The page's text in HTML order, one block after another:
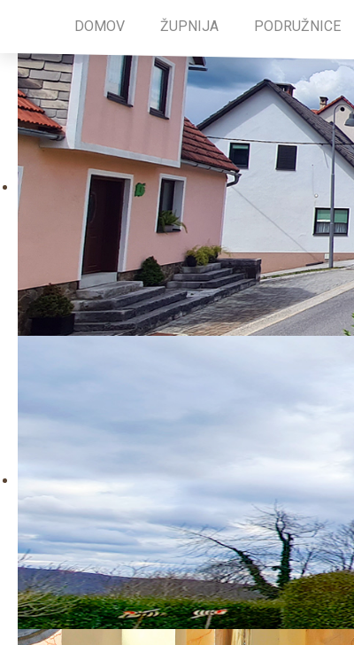
DOMOV ŽUPNIJA PODRUŽNICE